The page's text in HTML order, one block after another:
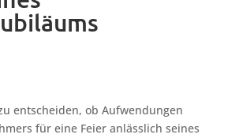
entscheiden, ob Aufwendungen
für eine Feier anlässlich seines